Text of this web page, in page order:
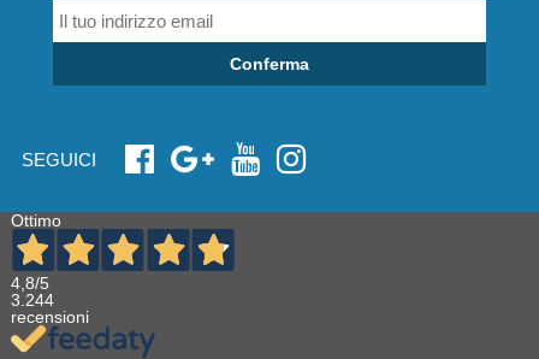
Conferma
SEGUICI
Ottimo
4,8/5
3.244
recensioni